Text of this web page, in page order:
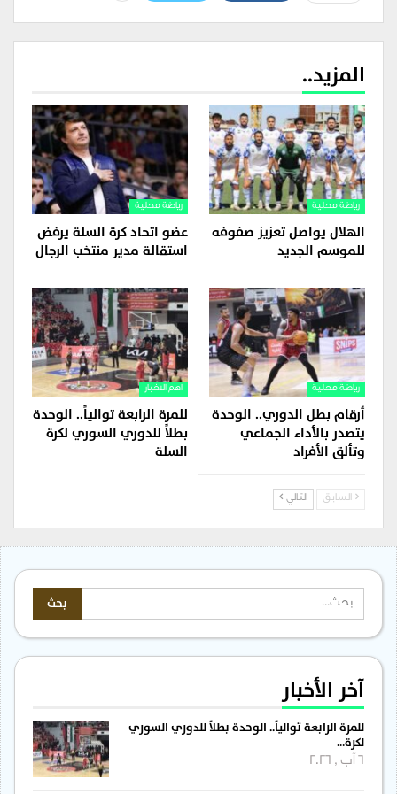
المزيد..
رياضة محلية
الهلال يواصل تعزيز صفوفه
للموسم الجديد
رياضة محلية
عضو اتحاد كرة السلة يرفض
استقالة مدير منتخب الرجال
رياضة محلية
أرقام بطل الدوري.. الوحدة
يتصدر بالأداء الجماعي
وتألق الأفراد
اهم الاخبار
للمرة الرابعة توالياً.. الوحدة
بطلاً للدوري السوري لكرة
السلة
السابق التالي
آخر الأخبار
للمرة الرابعة توالياً.. الوحدة بطلاً للدوري السوري
لكرة…